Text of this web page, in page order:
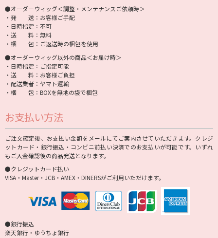
●オーダーウィッグ＜調整・メンテナンスご依頼時＞
・発 送：お客様ご手配
・日時指定：不可
・送 料：無料
・梱 包：ご返送時の梱包を使用
●オーダーウィッグ以外の商品＜お届け時＞
・日時指定：ご指定可能
・送 料：お客様ご負担
・配送業者：ヤマト運輸
・梱 包：BOXを無地の袋で梱包
お支払い方法
ご注文確定後、お支払い金額をメールにてご案内させていただきます。クレジ
ットカード・銀行振込・コンビニ前払い決済でのお支払いが可能です。いずれ
もご入金確認後の商品発送となります。
●クレジットカード払い
VISA・Master・JCB・AMEX・DINERSがご利用いただけます。
●銀行振込
楽天銀行・ゆうちょ銀行